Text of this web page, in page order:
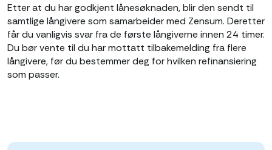
Etter at du har godkjent lånesøknaden, blir den sendt til
samtlige långivere som samarbeider med Zensum. Deretter
får du vanligvis svar fra de første långiverne innen 24 timer.
Du bør vente til du har mottatt tilbakemelding fra flere
långivere, før du bestemmer deg for hvilken refinansiering
som passer.